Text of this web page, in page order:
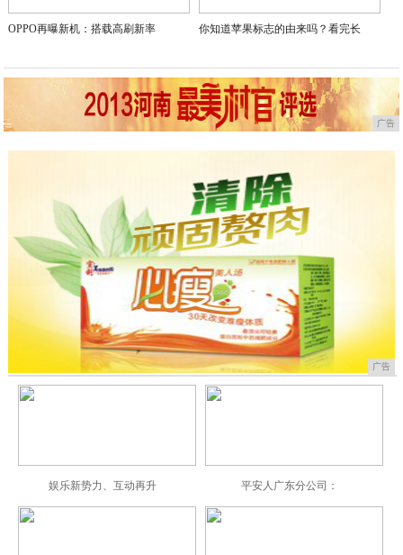
OPPO再曝新机：搭载高刷新率 你知道苹果标志的由来吗？看完长
广告
广告
娱乐新势力、互动再升 平安人广东分公司：